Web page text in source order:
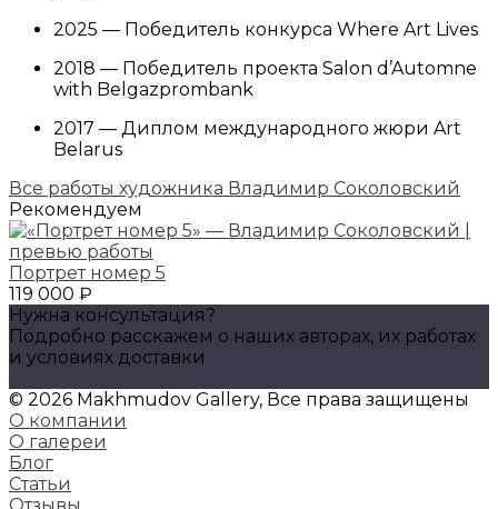
2025 — Победитель конкурса Where Art Lives
2018 — Победитель проекта Salon d’Automne
with Belgazprombank
2017 — Диплом международного жюри Art
Belarus
Все работы художника Владимир Соколовский
Рекомендуем
Портрет номер 5
119 000 ₽
Нужна консультация?
Подробно расскажем о наших авторах, их работах
и условиях доставки
© 2026 Makhmudov Gallery, Все права защищены
О компании
О галереи
Блог
Статьи